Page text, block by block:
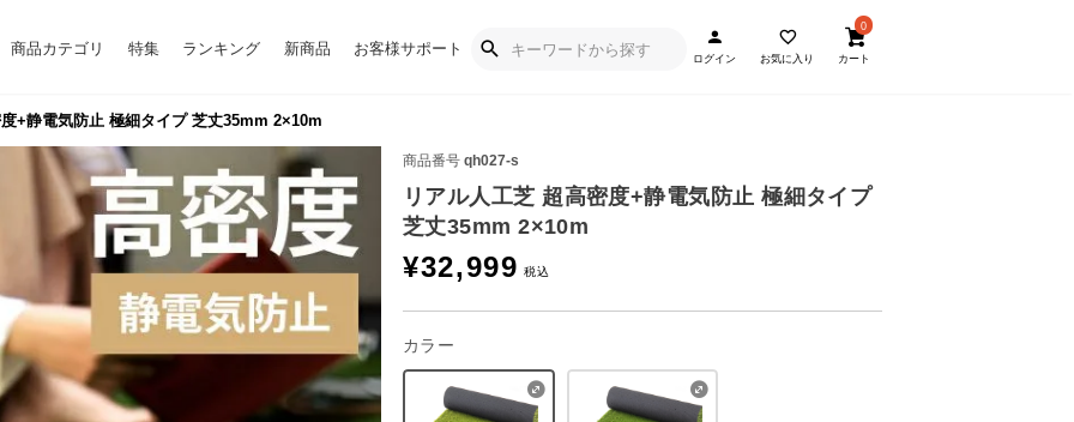
商品カテゴリ 特集 ランキング 新商品 お客様サポート
ログイン お気に入り
0
カート
+静電気防止 極細タイプ 芝丈35mm 2×10m
商品番号 qh027-s
リアル人工芝 超高密度+静電気防止 極細タイプ
芝丈35mm 2×10m
¥32,999
カラー